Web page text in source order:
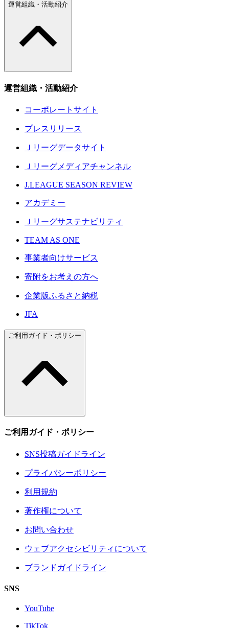
運営組織・活動紹介
運営組織・活動紹介
コーポレートサイト
プレスリリース
Ｊリーグデータサイト
Ｊリーグメディアチャンネル
J.LEAGUE SEASON REVIEW
アカデミー
Ｊリーグサステナビリティ
TEAM AS ONE
事業者向けサービス
寄附をお考えの方へ
企業版ふるさと納税
JFA
ご利用ガイド・ポリシー
ご利用ガイド・ポリシー
SNS投稿ガイドライン
プライバシーポリシー
利用規約
著作権について
お問い合わせ
ウェブアクセシビリティについて
ブランドガイドライン
SNS
YouTube
TikTok